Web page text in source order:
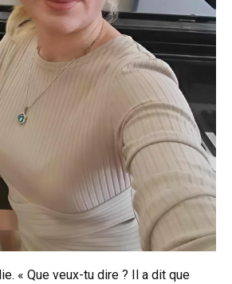
« Que veux-tu dire ? Il a dit que